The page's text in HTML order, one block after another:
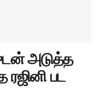
அடுத்த
ரஜினி பட